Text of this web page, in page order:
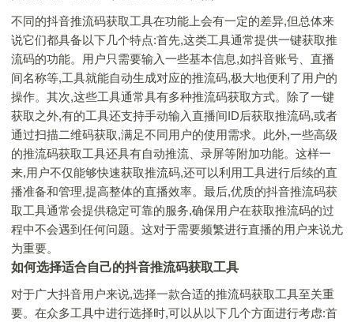
不同的抖音推流码获取工具在功能上会有一定的差异,但总体来
说它们都具备以下几个特点:首先,这类工具通常提供一键获取推
流码的功能。用户只需要输入一些基本信息,如抖音账号、直播
间名称等,工具就能自动生成对应的推流码,极大地便利了用户的
操作。其次,这些工具通常具有多种推流码获取方式。除了一键
获取之外,有的工具还支持手动输入直播间ID后获取推流码,或者
通过扫描二维码获取,满足不同用户的使用需求。此外,一些高级
的推流码获取工具还具有自动推流、录屏等附加功能。这样一
来,用户不仅能够快速获取推流码,还可以利用工具进行后续的直
播准备和管理,提高整体的直播效率。最后,优质的抖音推流码获
取工具通常会提供稳定可靠的服务,确保用户在获取推流码的过
程中不会遇到任何问题。这对于需要频繁进行直播的用户来说尤
为重要。
如何选择适合自己的抖音推流码获取工具
对于广大抖音用户来说,选择一款合适的推流码获取工具至关重
要。在众多工具中进行选择时,可以从以下几个方面进行考虑:首